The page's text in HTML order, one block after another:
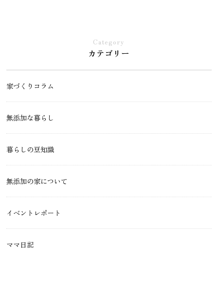
Category
カテゴリー
家づくりコラム
無添加な暮らし
暮らしの豆知識
無添加の家について
イベントレポート
ママ日記